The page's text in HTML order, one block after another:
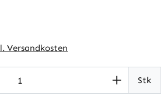
Versandkosten
Gib den gewünschtenStk